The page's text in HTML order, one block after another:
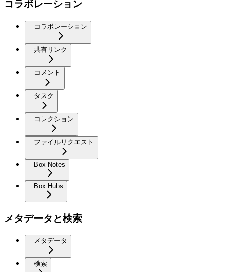
コラボレーション
コラボレーション
共有リンク
コメント
タスク
コレクション
ファイルリクエスト
Box Notes
Box Hubs
メタデータと検索
メタデータ
検索